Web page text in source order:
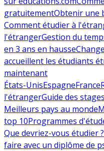
gratuitementObtenir une
Comment étudier à
l'étrangerGestion du
en 3 ans en hausse
accueillent les étudiants
maintenant
États-UnisEspagneFrance
l'étrangerGuide des stages
Meilleurs pays au monde
top 10Programmes
Que devriez-vous étudier ?
faire avec un diplôme de